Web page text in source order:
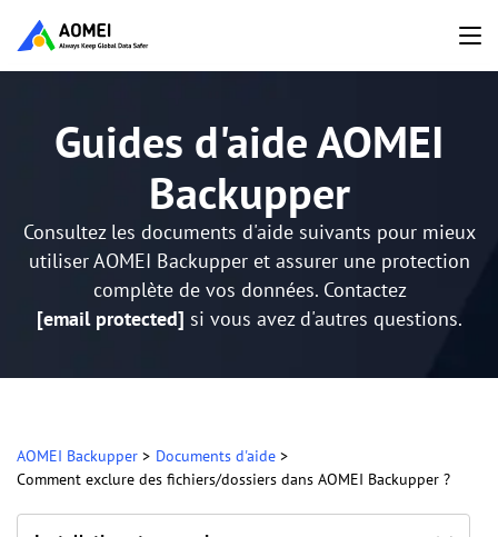
Guides d'aide AOMEI
Backupper
Consultez les documents d'aide suivants pour mieux
utiliser AOMEI Backupper et assurer une protection
complète de vos données. Contactez
[email protected] si vous avez d'autres questions.
AOMEI Backupper > Documents d'aide >
Comment exclure des fichiers/dossiers dans AOMEI Backupper ?